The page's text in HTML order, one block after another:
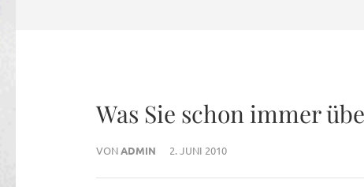
Was Sie schon immer
VONADMIN 2. JUNI 2010